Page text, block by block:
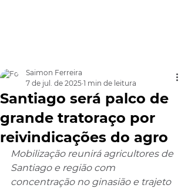
Santiago será palco de
grande tratoraço por
reivindicações do agro
Saimon Ferreira
7 de jul. de 2025 1 min de leitura
Mobilização reunirá agricultores de
Santiago e região com
concentração no ginasião e trajeto